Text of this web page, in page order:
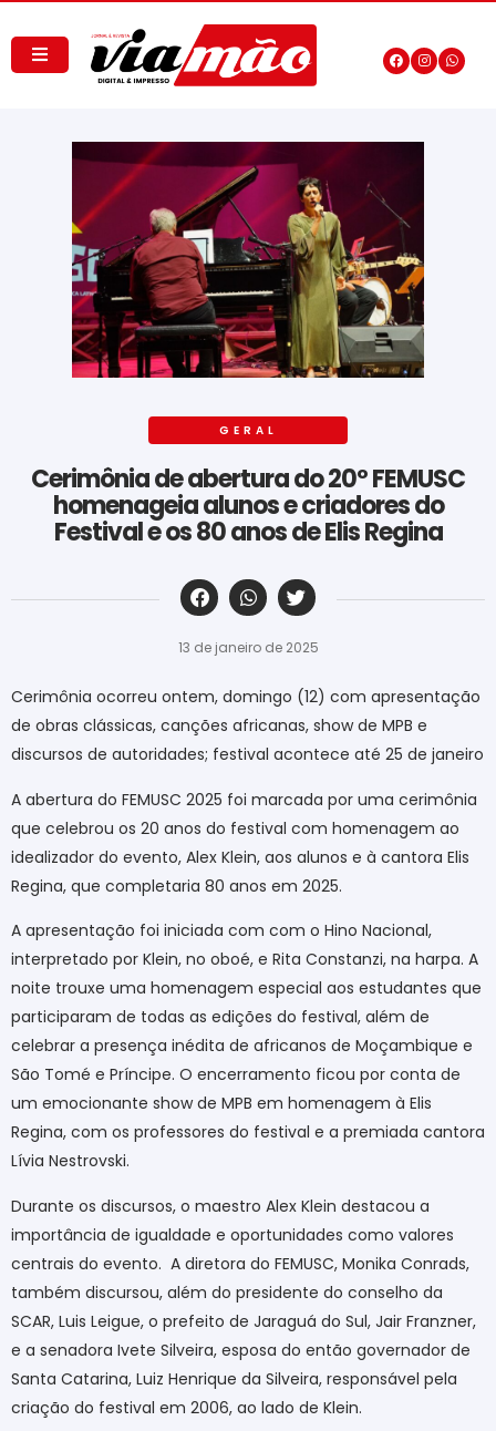
GERAL
Cerimônia de abertura do 20º FEMUSC
homenageia alunos e criadores do
Festival e os 80 anos de Elis Regina
‎ ‎ ‎ ‎ ‎ ‎ ‎ ‎ ‎ ‎ ‎ ‎ ‎ ‎ ‎ ‎ ‎ ‎ ‎ ‎ ‎ ‎ ‎ ‎ ‎ ‎ ‎ ‎ ‎ ‎ ‎
13 de janeiro de 2025
Cerimônia ocorreu ontem, domingo (12) com apresentação
de obras clássicas, canções africanas, show de MPB e
discursos de autoridades; festival acontece até 25 de janeiro
A abertura do FEMUSC 2025 foi marcada por uma cerimônia
que celebrou os 20 anos do festival com homenagem ao
idealizador do evento, Alex Klein, aos alunos e à cantora Elis
Regina, que completaria 80 anos em 2025.
A apresentação foi iniciada com com o Hino Nacional,
interpretado por Klein, no oboé, e Rita Constanzi, na harpa. A
noite trouxe uma homenagem especial aos estudantes que
participaram de todas as edições do festival, além de
celebrar a presença inédita de africanos de Moçambique e
São Tomé e Príncipe. O encerramento ficou por conta de
um emocionante show de MPB em homenagem à Elis
Regina, com os professores do festival e a premiada cantora
Lívia Nestrovski.
Durante os discursos, o maestro Alex Klein destacou a
importância de igualdade e oportunidades como valores
centrais do evento. A diretora do FEMUSC, Monika Conrads,
também discursou, além do presidente do conselho da
SCAR, Luis Leigue, o prefeito de Jaraguá do Sul, Jair Franzner,
e a senadora Ivete Silveira, esposa do então governador de
Santa Catarina, Luiz Henrique da Silveira, responsável pela
criação do festival em 2006, ao lado de Klein.